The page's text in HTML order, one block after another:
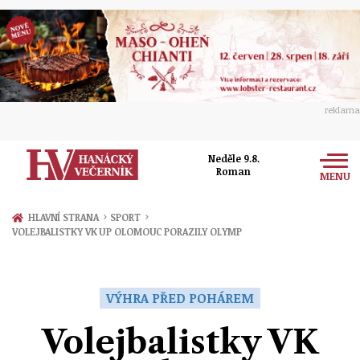
reklama
Neděle 9.8.
Roman
MENU
Zprávy
Přerov
Ekonomika
Ženy
Sport
HLAVNÍ STRANA › SPORT ›
VOLEJBALISTKY VK UP OLOMOUC PORAZILY OLYMP
VÝHRA PŘED POHÁREM
Volejbalistky VK